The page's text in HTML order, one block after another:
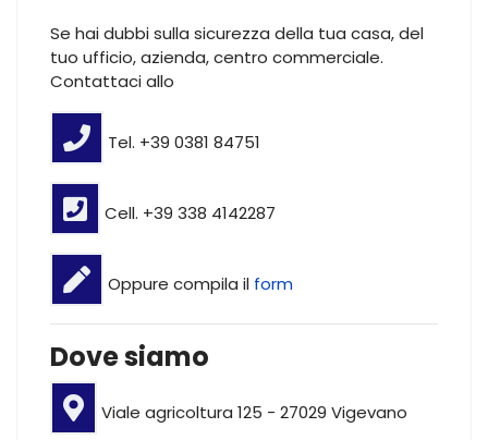
Se hai dubbi sulla sicurezza della tua casa, del
tuo ufficio, azienda, centro commerciale.
Contattaci allo
Tel. +39 0381 84751
Cell. +39 338 4142287
Oppure compila il form
Dove siamo
Viale agricoltura 125 - 27029 Vigevano